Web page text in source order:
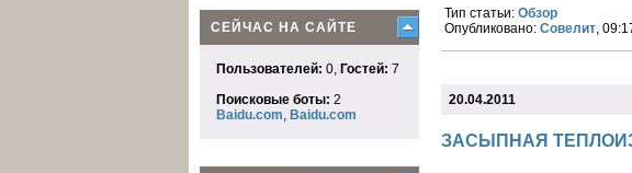
СЕЙЧАС НА САЙТЕ
Пользователей: 0, Гостей: 7
Поисковые боты: 2
Baidu.com, Baidu.com
Тип статьи: Обзор
Опубликовано: Совелит,
20.04.2011
ЗАСЫПНАЯ